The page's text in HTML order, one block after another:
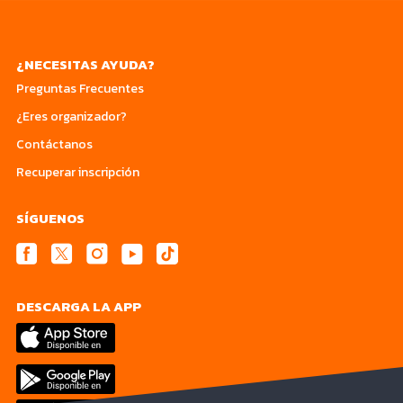
¿NECESITAS AYUDA?
Preguntas Frecuentes
¿Eres organizador?
Contáctanos
Recuperar inscripción
SÍGUENOS
DESCARGA LA APP